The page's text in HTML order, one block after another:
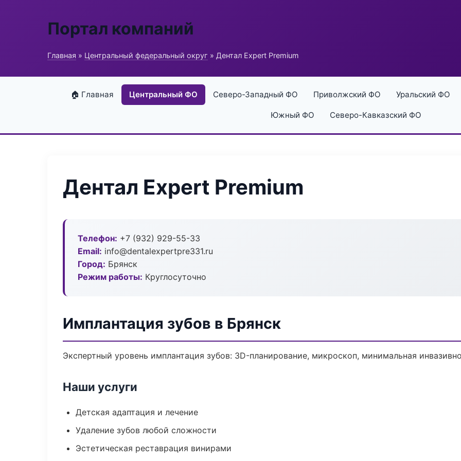
Портал компаний
Главная » Центральный федеральный округ » Дентал Expert Premium
🏠 Главная Центральный ФО Северо-Западный ФО Приволжский ФО Уральский ФО
Южный ФО Северо-Кавказский ФО
Дентал Expert Premium
Телефон: +7 (932) 929-55-33
Email: info@dentalexpertpre331.ru
Город: Брянск
Режим работы: Круглосуточно
Имплантация зубов в Брянск
Экспертный уровень имплантация зубов: 3D-планирование, микроскоп, минимальная
Наши услуги
Детская адаптация и лечение
Удаление зубов любой сложности
Эстетическая реставрация винирами